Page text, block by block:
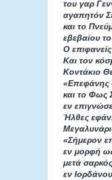
του γαρ
αγαπητόν
και το
εβεβαίου
Ο
Και τον
Κοντάκιο
«Επεφάνης
και το Φως
εν
Ήλθες
«Σήμερον
εν μορφή
μετά
εν